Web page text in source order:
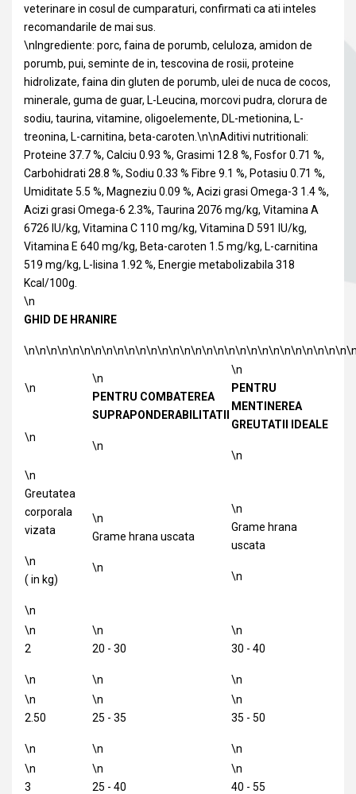
veterinare in cosul de cumparaturi, confirmati ca ati inteles
recomandarile de mai sus.
\nIngrediente: porc, faina de porumb, celuloza, amidon de
porumb, pui, seminte de in, tescovina de rosii, proteine
hidrolizate, faina din gluten de porumb, ulei de nuca de cocos,
minerale, guma de guar, L-Leucina, morcovi pudra, clorura de
sodiu, taurina, vitamine, oligoelemente, DL-metionina, L-
treonina, L-carnitina, beta-caroten.\n\nAditivi nutritionali:
Proteine 37.7 %, Calciu 0.93 %, Grasimi 12.8 %, Fosfor 0.71 %,
Carbohidrati 28.8 %, Sodiu 0.33 % Fibre 9.1 %, Potasiu 0.71 %,
Umiditate 5.5 %, Magneziu 0.09 %, Acizi grasi Omega-3 1.4 %,
Acizi grasi Omega-6 2.3%, Taurina 2076 mg/kg, Vitamina A
6726 IU/kg, Vitamina C 110 mg/kg, Vitamina D 591 IU/kg,
Vitamina E 640 mg/kg, Beta-caroten 1.5 mg/kg, L-carnitina
519 mg/kg, L-lisina 1.92 %, Energie metabolizabila 318
Kcal/100g.
\n
GHID DE HRANIRE
\n
\n
\n
PENTRU COMBATEREA
SUPRAPONDERABILITATII
\n
\n
PENTRU
MENTINEREA
GREUTATII IDEALE
\n
\n
Greutatea
corporala
vizata
\n
( in kg)
\n
\n
Grame hrana uscata
\n
\n
Grame hrana
uscata
\n
\n
2
\n
\n
20 - 30
\n
\n
30 - 40
\n
\n
2.50
\n
\n
25 - 35
\n
\n
35 - 50
\n
\n
3
\n
25 - 40
\n
40 - 55